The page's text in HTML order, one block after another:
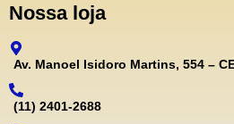
Nossa loja
Av. Manoel Isidoro Martins, 554 –
(11) 2401-2688